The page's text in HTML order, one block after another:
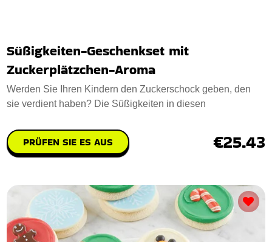
Süßigkeiten-Geschenkset mit
Zuckerplätzchen-Aroma
Werden Sie Ihren Kindern den Zuckerschock geben, den
sie verdient haben? Die Süßigkeiten in diesen
PRÜFEN SIE ES AUS €25.43